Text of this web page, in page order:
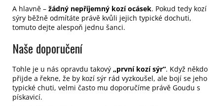
A hlavně – žádný nepříjemný kozí ocásek. Pokud tedy kozí
sýry běžně odmítáte právě kvůli jejich typické dochuti,
tomuto dejte alespoň jednu šanci.
Naše doporučení
Tohle je u nás opravdu takový „první kozí sýr“. Když někdo
přijde a řekne, že by kozí sýr rád vyzkoušel, ale bojí se jeho
typické chuti, velmi často mu doporučíme právě Goudu s
pískavicí.